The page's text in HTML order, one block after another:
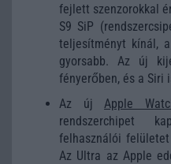
fejlett szenzorokkal
S9 SiP
teljesítményt kínál,
gyorsabb. Az új
fényerőben, és a Siri
Az új Apple
rendszerchipet
felhasználói
Az Ultra az Apple